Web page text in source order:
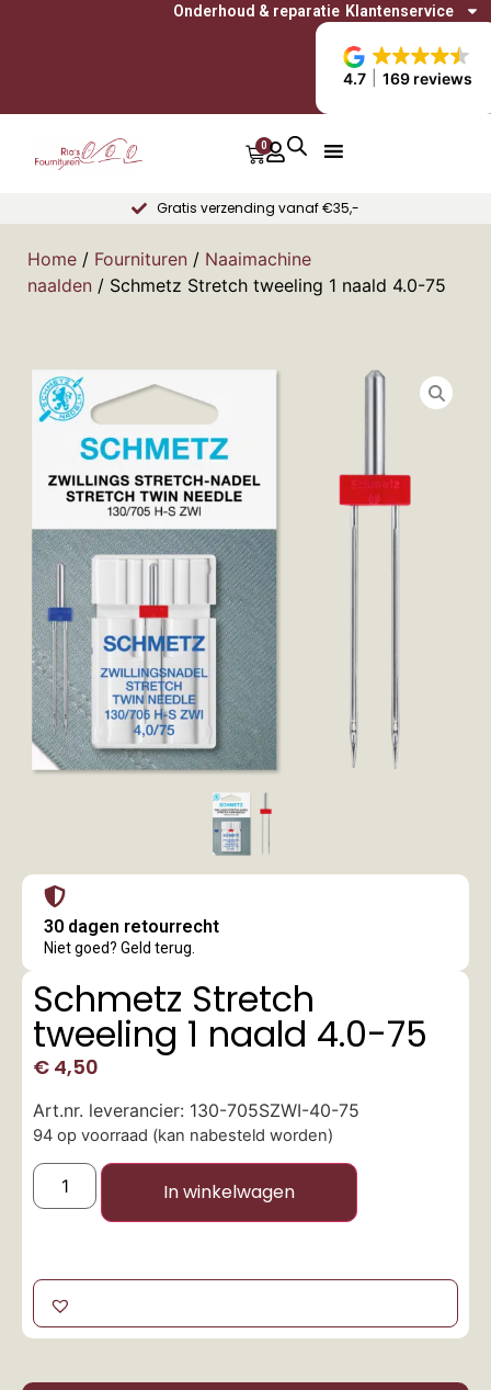
4.7 169 reviews
Onderhoud & reparatie Klantenservice
0
Gratis verzending vanaf €35,-
Home / Fournituren / Naaimachine
naalden / Schmetz Stretch tweeling 1 naald 4.0-75
30 dagen retourrecht
Niet goed? Geld terug.
Schmetz Stretch
tweeling 1 naald 4.0-75
€ 4,50
Art.nr. leverancier: 130-705SZWI-40-75
94 op voorraad (kan nabesteld worden)
In winkelwagen